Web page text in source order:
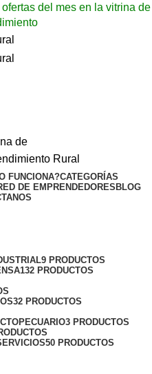
del mes en la vitrina de
FUNCIONA?CATEGORÍAS
DE EMPRENDEDORESBLOG
9 PRODUCTOS
132 PRODUCTOS
32 PRODUCTOS
PECUARIO3 PRODUCTOS
50 PRODUCTOS